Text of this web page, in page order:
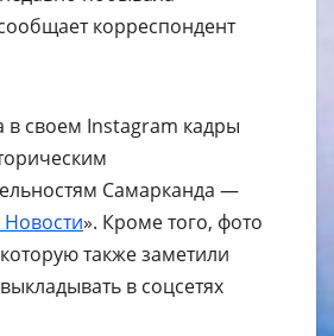
корреспондент
в своем Instagram кадры
Самарканда —
». Кроме того, фото
также заметили
в соцсетях